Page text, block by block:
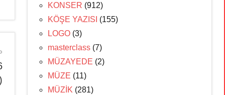
KONSER (912)
KÖŞE YAZISI (155)
LOGO (3)
masterclass (7)
MÜZAYEDE (2)
MÜZE (11)
MÜZİK (281)